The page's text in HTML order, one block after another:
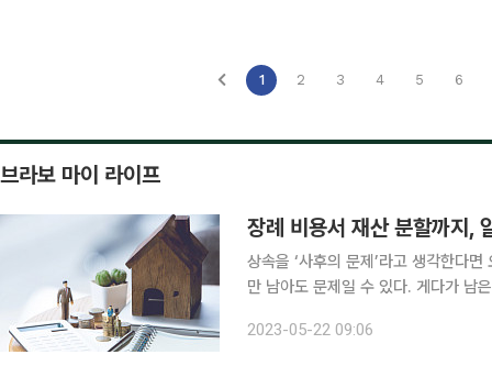
1 2 3 4 5 6
브라보 마이 라이프
장례 비용서 재산 분할까지,
상속을 ‘사후의 문제’라고 생각한다
만 남아도 문제일 수 있다. 게다가 남
지 겪기 일쑤다. 이번 호에서는 시니
2023-05-22 09:06